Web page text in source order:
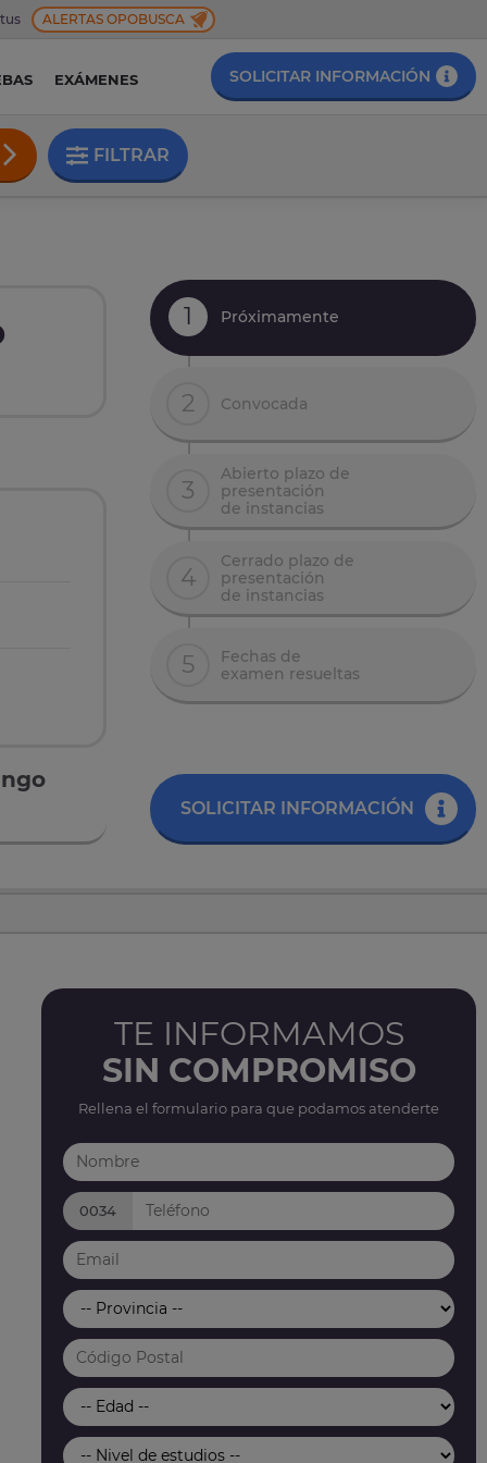
ALERTAS OPOBUSCA
EXÁMENES SOLICITAR INFORMACIÓN
FILTRAR
1 Próximamente
2 Convocada
3
Abierto plazo de
presentación
de instancias
4
Cerrado plazo de
presentación
de instancias
5
Fechas de
examen resueltas
SOLICITAR INFORMACIÓN
TE INFORMAMOS
SIN COMPROMISO
Rellena el formulario para que podamos atenderte
0034